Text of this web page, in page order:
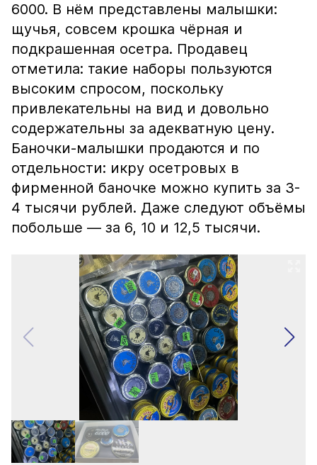
6000. В нём представлены малышки:
щучья, совсем крошка чёрная и
подкрашенная осетра. Продавец
отметила: такие наборы пользуются
высоким спросом, поскольку
привлекательны на вид и довольно
содержательны за адекватную цену.
Баночки-малышки продаются и по
отдельности: икру осетровых в
фирменной баночке можно купить за 3-
4 тысячи рублей. Даже следуют объёмы
побольше — за 6, 10 и 12,5 тысячи.